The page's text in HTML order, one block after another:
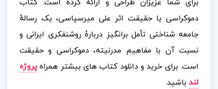
برای شما عزیزان طراحی و ارائه کرده است. کتاب
دموکراسی یا حقیقت اثر علی میرسپاسی، یک رسالهٔ
جامعه شناختی تأمل برانگیز دربارهٔ روشنفکری ایرانی و
نسبت آن با مفاهیم مدرنیته، دموکراسی و حقیقت
است. برای خرید و دانلود کتاب های بیشتر همراهپروژه
لند باشید.